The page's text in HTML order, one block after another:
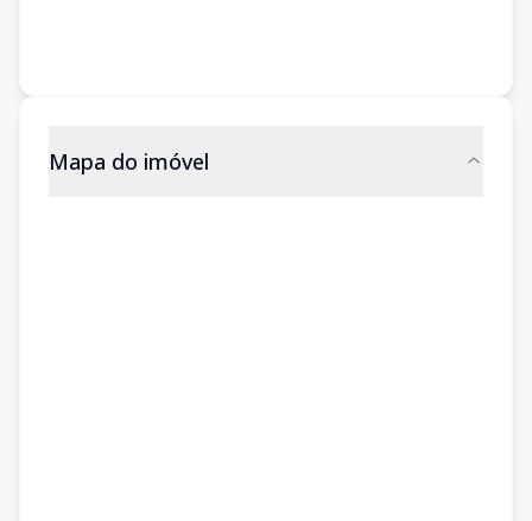
Mapa do imóvel